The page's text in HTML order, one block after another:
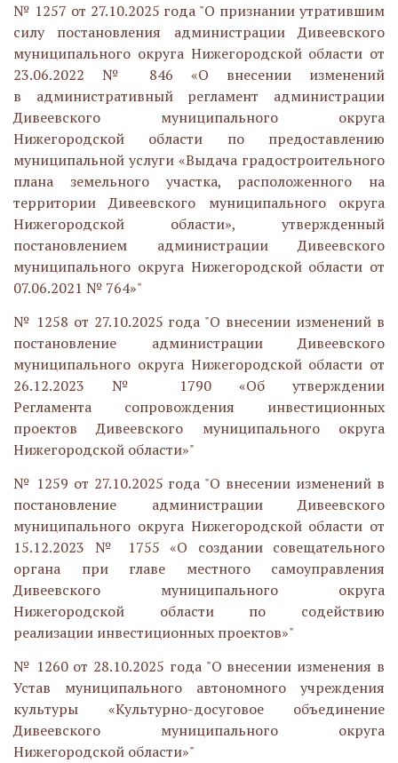
№ 1257 от 27.10.2025 года "О признании утратившим
силу постановления администрации Дивеевского
муниципального округа Нижегородской области от
23.06.2022 № 846 «О внесении изменений
в административный регламент администрации
Дивеевского муниципального округа
Нижегородской области по предоставлению
муниципальной услуги «Выдача градостроительного
плана земельного участка, расположенного на
территории Дивеевского муниципального округа
Нижегородской области», утвержденный
постановлением администрации Дивеевского
муниципального округа Нижегородской области от
07.06.2021 № 764»"
№ 1258 от 27.10.2025 года "О внесении изменений в
постановление администрации Дивеевского
муниципального округа Нижегородской области от
26.12.2023 № 1790 «Об утверждении
Регламента сопровождения инвестиционных
проектов Дивеевского муниципального округа
Нижегородской области»"
№ 1259 от 27.10.2025 года "О внесении изменений в
постановление администрации Дивеевского
муниципального округа Нижегородской области от
15.12.2023 № 1755 «О создании совещательного
органа при главе местного самоуправления
Дивеевского муниципального округа
Нижегородской области по содействию
реализации инвестиционных проектов»"
№ 1260 от 28.10.2025 года "О внесении изменения в
Устав муниципального автономного учреждения
культуры «Культурно-досуговое объединение
Дивеевского муниципального округа
Нижегородской области»"